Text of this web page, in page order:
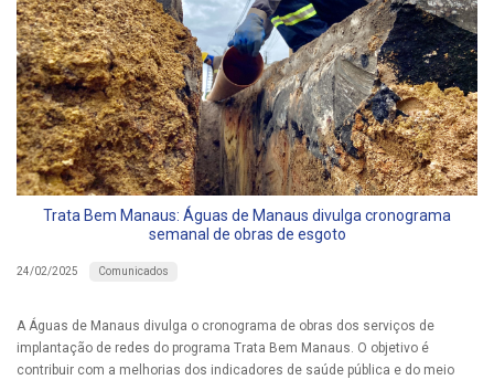
Trata Bem Manaus: Águas de Manaus divulga cronograma
semanal de obras de esgoto
24/02/2025 Comunicados
A Águas de Manaus divulga o cronograma de obras dos serviços de
implantação de redes do programa Trata Bem Manaus. O objetivo é
contribuir com a melhorias dos indicadores de saúde pública e do meio